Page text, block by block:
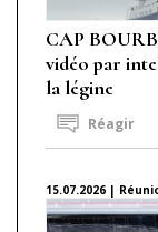
CAP
vidéo par
la légine
Réagir
15.07.2026 |